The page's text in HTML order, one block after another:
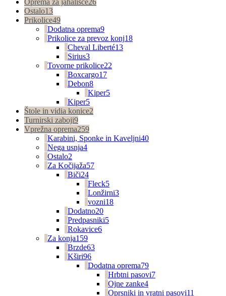
Oprema za jahališče26
Ostalo13
Prikolice49
Dodatna oprema9
Prikolice za prevoz konj18
Cheval Liberté13
Sirius3
Tovorne prikolice22
Boxcargo17
Debon8
Kiper5
Kiper5
Štole in vidia konice2
Turnirski zaboji9
Vprežna oprema259
Karabini, Sponke in Kaveljni40
Nega usnja4
Ostalo2
Za Kočijaža57
Biči24
Fleck5
Lonžirni3
vozni18
Dodatno20
Predpasniki5
Rokavice6
Za konja159
Brzde63
Kširi96
Dodatna oprema79
Hrbtni pasovi7
Ojne zanke4
Oprsniki in vratni pasovi11